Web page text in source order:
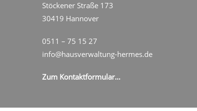
Stöckener Straße 173
30419 Hannover
0511 – 75 15 27
info@hausverwaltung-hermes.de
Zum Kontaktformular…